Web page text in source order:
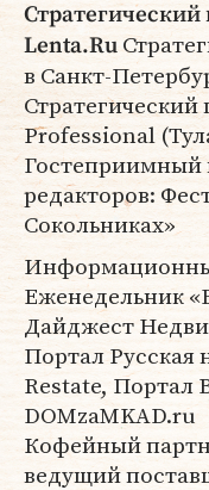
Lenta.Ru
в Санкт-
Professional
Гостеприимный
редакторов:
Сокольниках»
Еженедельник
Дайджест
Портал
Restate, Портал
DOMzaMKAD.ru
Кофейный
ведущий